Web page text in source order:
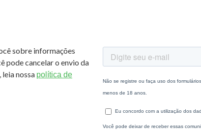
sobre informações
pode cancelar o envio da
nossa política de